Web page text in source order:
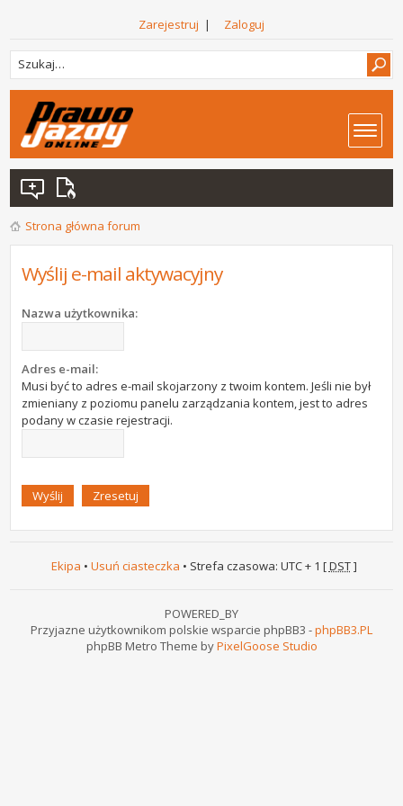
Zarejestruj | Zaloguj
Strona główna forum
Wyślij e-mail aktywacyjny
Nazwa użytkownika:
Adres e-mail:
Musi być to adres e-mail skojarzony z twoim kontem. Jeśli nie był
zmieniany z poziomu panelu zarządzania kontem, jest to adres
podany w czasie rejestracji.
Ekipa • Usuń ciasteczka • Strefa czasowa: UTC + 1 [DST]
POWERED_BY
Przyjazne użytkownikom polskie wsparcie phpBB3 -phpBB3.PL
phpBB Metro Theme byPixelGoose Studio